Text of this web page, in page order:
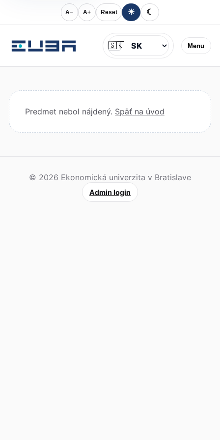
A− A+ Reset ☀ ☾
Menu
Jazyk
🇸🇰
Predmet nebol nájdený. Späť na úvod
© 2026 Ekonomická univerzita v Bratislave
Admin login